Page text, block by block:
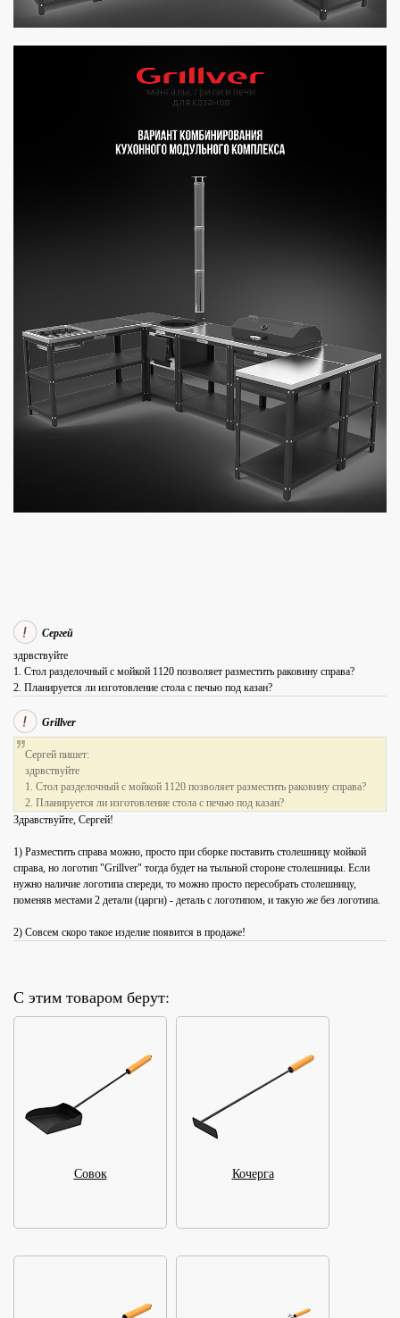
Сергей
здрвствуйте
1. Стол разделочный с мойкой 1120 позволяет разместить раковину справа?
2. Планируется ли изготовление стола с печью под казан?
Grillver
Сергей пишет:
здрвствуйте
1. Стол разделочный с мойкой 1120 позволяет разместить раковину справа?
2. Планируется ли изготовление стола с печью под казан?
Здравствуйте, Сергей!
1) Разместить справа можно, просто при сборке поставить столешницу мойкой
справа, но логотип "Grillver" тогда будет на тыльной стороне столешницы. Если
нужно наличие логотипа спереди, то можно просто пересобрать столешницу,
поменяв местами 2 детали (царги) - деталь с логотипом, и такую же без логотипа.
2) Совсем скоро такое изделие появится в продаже!
С этим товаром берут:
Совок Кочерга